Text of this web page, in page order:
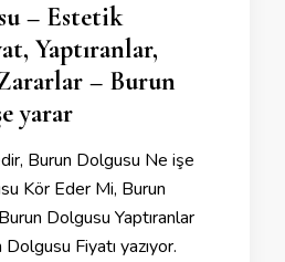
– Estetik
Yaptıranlar,
– Burun
yarar
Burun Dolgusu Ne işe
Kör Eder Mi, Burun
Dolgusu Yaptıranlar
Fiyatı yazıyor.